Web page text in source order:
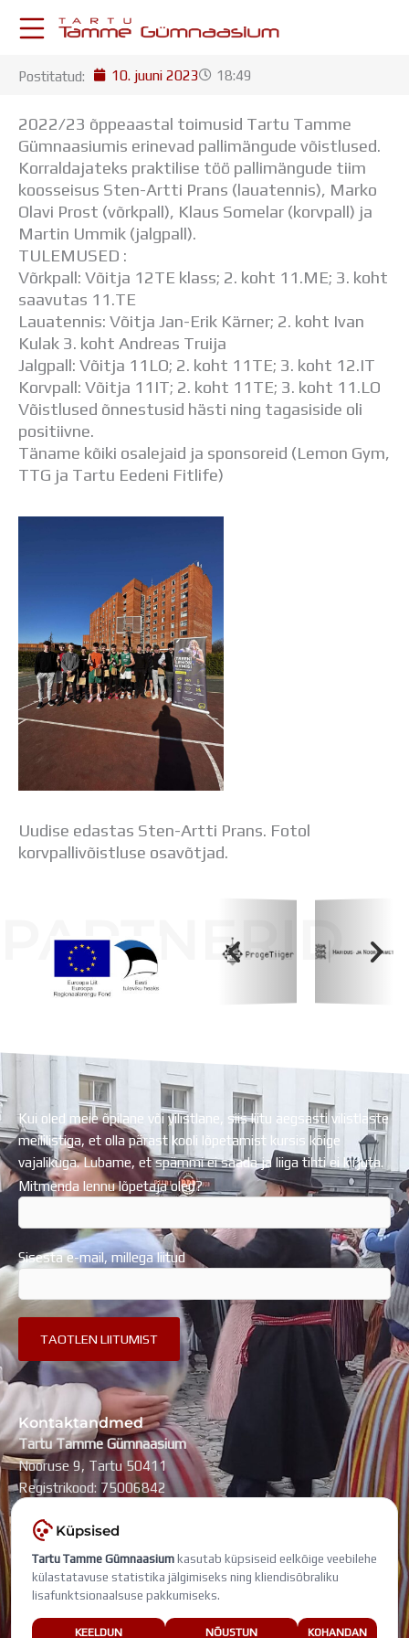
KESKKONNAD
Postkast
Drive
Tamme TV
Tamme Leht
Kooliraadio
Koorilaul
ÕPPETÖÖ
Tunniplaan
Aastaplaan
Õppekava
Ainepassid
Huviringid
Õpilastööd (UPT)
Kodukord
Projektid
ÜLDINFO
Uudised
Lapsevanemale
Vilistlastele
Toitlustamine
Virtuaaltuur
Õpilasesindus
Kontaktid
Tööpakkumised
Postitatud: 10. juuni 2023 18:49
2022/23 õppeaastal toimusid Tartu Tamme
Gümnaasiumis erinevad pallimängude võistlused.
Korraldajateks praktilise töö pallimängude tiim
koosseisus Sten-Artti Prans (lauatennis), Marko
Olavi Prost (võrkpall), Klaus Somelar (korvpall) ja
Martin Ummik (jalgpall).
TULEMUSED :
Võrkpall: Võitja 12TE klass; 2. koht 11.ME; 3. koht
saavutas 11.TE
Lauatennis: Võitja Jan-Erik Kärner; 2. koht Ivan
Kulak 3. koht Andreas Truija
Jalgpall: Võitja 11LO; 2. koht 11TE; 3. koht 12.IT
Korvpall: Võitja 11IT; 2. koht 11TE; 3. koht 11.LO
Võistlused õnnestusid hästi ning tagasiside oli
positiivne.
Täname kõiki osalejaid ja sponsoreid (Lemon Gym,
TTG ja Tartu Eedeni Fitlife)
Uudise edastas Sten-Artti Prans. Fotol
korvpallivõistluse osavõtjad.
PARTNERID
Kui oled meie õpilane või vilistlane, siis liitu aegsasti vilistlaste
meililistiga, et olla pärast kooli lõpetamist kursis kõige
vajalikuga. Lubame, et spämmi ei saada ja liiga tihti ei kirjuta.
Mitmenda lennu lõpetaja oled?
Sisesta e-mail, millega liitud
Kontaktandmed
Tartu Tamme Gümnaasium
Nooruse 9, Tartu 50411
Registrikood: 75006842
KONTAKTID
SearchSearch
Küpsised
Tartu Tamme Gümnaasium kasutab küpsiseid eelkõige veebilehe
külastatavuse statistika jälgimiseks ning kliendisõbraliku
lisafunktsionaalsuse pakkumiseks.
KEELDUN NÕUSTUN KOHANDAN